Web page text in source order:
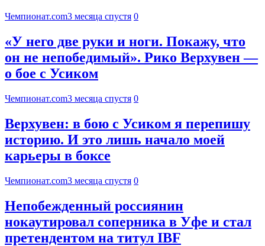
Чемпионат.com3 месяца спустя 0
«У него две руки и ноги. Покажу, что
он не непобедимый». Рико Верхувен —
о бое с Усиком
Чемпионат.com3 месяца спустя 0
Верхувен: в бою с Усиком я перепишу
историю. И это лишь начало моей
карьеры в боксе
Чемпионат.com3 месяца спустя 0
Непобежденный россиянин
нокаутировал соперника в Уфе и стал
претендентом на титул IBF